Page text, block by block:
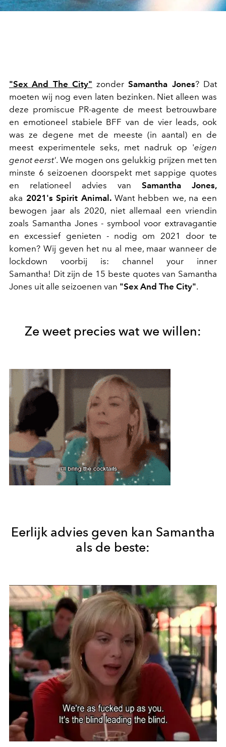
"Sex And The City" zonderSamantha Jones? Dat
moeten wij nog even laten bezinken. Niet alleen was
deze promiscue PR-agente de meest betrouwbare
en emotioneel stabiele BFF van de vier leads, ook
was ze degene met de meeste (in aantal) en de
meest experimentele seks, met nadruk op 'eigen
genot eerst'. We mogen ons gelukkig prijzen met ten
minste 6 seizoenen doorspekt met sappige quotes
en relationeel advies van Samantha Jones,
aka 2021's Spirit Animal. Want hebben we, na een
bewogen jaar als 2020, niet allemaal een vriendin
zoals Samantha Jones - symbool voor extravagantie
en excessief genieten - nodig om 2021 door te
komen? Wij geven het nu al mee, maar wanneer de
lockdown voorbij is: channel your inner
Samantha! Dit zijn de 15 beste quotes van Samantha
Jones uit alle seizoenen van "Sex And The City".
Ze weet precies wat we willen:
Eerlijk advies geven kan Samantha
als de beste: